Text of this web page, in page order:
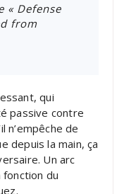
« Defense
from
qui
passive contre
n’empêche de
depuis la main, ça
Un arc
du